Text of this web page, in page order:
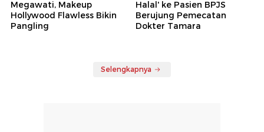
Megawati, Makeup
Hollywood Flawless Bikin
Pangling
Halal' ke Pasien BPJS
Berujung Pemecatan
Dokter Tamara
Selengkapnya